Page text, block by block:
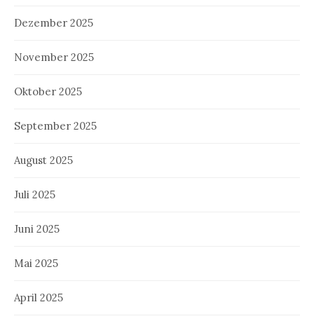
Dezember 2025
November 2025
Oktober 2025
September 2025
August 2025
Juli 2025
Juni 2025
Mai 2025
April 2025